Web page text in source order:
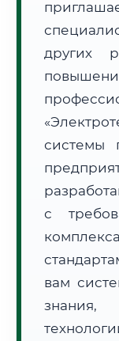
• Маршрут транзита:
📜 Документы и
Нажмите
других
системы
с
вам
знания,